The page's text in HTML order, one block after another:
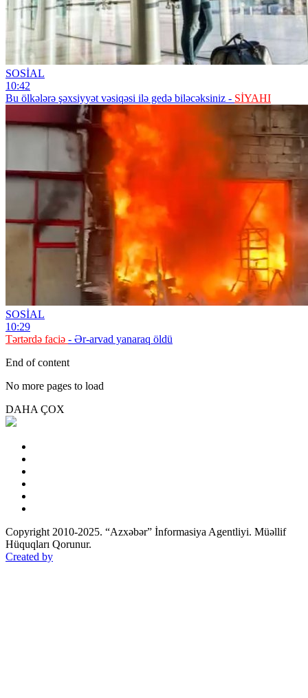
SOSİAL
10:42
Bu ölkələrə şəxsiyyət vəsiqəsi ilə gedə biləcəksiniz - SİYAHI
SOSİAL
10:29
Tərtərdə faciə - Ər-arvad yanaraq öldü
End of content
No more pages to load
DAHA ÇOX
Copyright 2010-2025. “Azxəbər” İnformasiya Agentliyi. Müəllif
Hüquqları Qorunur.
Created by